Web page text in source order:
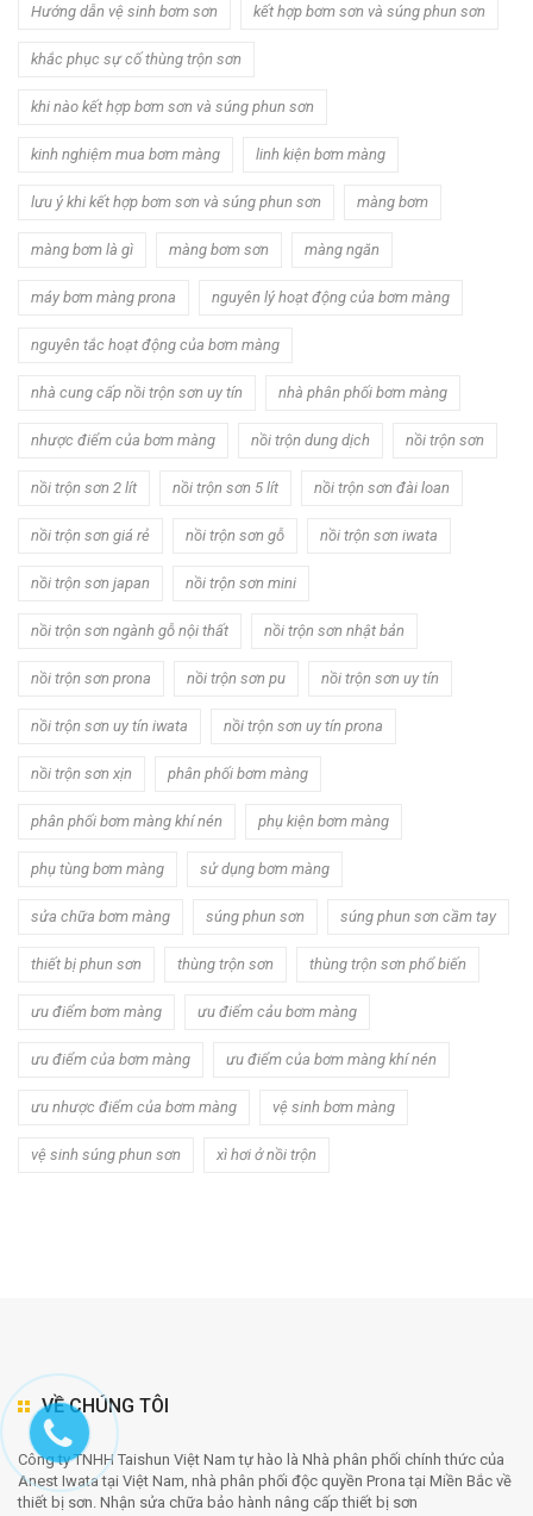
Hướng dẫn vệ sinh bơm sơn kết hợp bơm sơn và súng phun sơn
khắc phục sự cố thùng trộn sơn
khi nào kết hợp bơm sơn và súng phun sơn
kinh nghiệm mua bơm màng linh kiện bơm màng
lưu ý khi kết hợp bơm sơn và súng phun sơn màng bơm
màng bơm là gì màng bơm sơn màng ngăn
máy bơm màng prona nguyên lý hoạt động của bơm màng
nguyên tắc hoạt động của bơm màng
nhà cung cấp nồi trộn sơn uy tín nhà phân phối bơm màng
nhược điểm của bơm màng nồi trộn dung dịch nồi trộn sơn
nồi trộn sơn 2 lít nồi trộn sơn 5 lít nồi trộn sơn đài loan
nồi trộn sơn giá rẻ nồi trộn sơn gỗ nồi trộn sơn iwata
nồi trộn sơn japan nồi trộn sơn mini
nồi trộn sơn ngành gỗ nội thất nồi trộn sơn nhật bản
nồi trộn sơn prona nồi trộn sơn pu nồi trộn sơn uy tín
nồi trộn sơn uy tín iwata nồi trộn sơn uy tín prona
nồi trộn sơn xịn phân phối bơm màng
phân phối bơm màng khí nén phụ kiện bơm màng
phụ tùng bơm màng sử dụng bơm màng
sửa chữa bơm màng súng phun sơn súng phun sơn cầm tay
thiết bị phun sơn thùng trộn sơn thùng trộn sơn phổ biến
ưu điểm bơm màng ưu điểm cảu bơm màng
ưu điểm của bơm màng ưu điểm của bơm màng khí nén
ưu nhược điểm của bơm màng vệ sinh bơm màng
vệ sinh súng phun sơn xì hơi ở nồi trộn
VỀ CHÚNG TÔI
Công ty TNHH Taishun Việt Nam tự hào là Nhà phân phối chính thức của
Anest Iwata tại Việt Nam, nhà phân phối độc quyền Prona tại Miền Bắc về
thiết bị sơn. Nhận sửa chữa bảo hành nâng cấp thiết bị sơn